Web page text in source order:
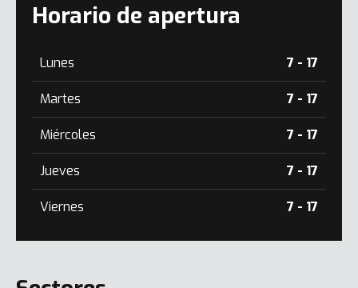
Horario de apertura
Lunes 7 - 17
Martes 7 - 17
Miércoles 7 - 17
Jueves 7 - 17
Viernes 7 - 17